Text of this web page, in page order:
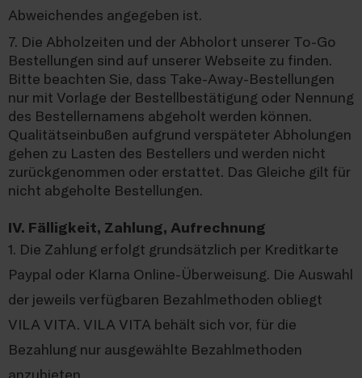
Abweichendes angegeben ist.
7. Die Abholzeiten und der Abholort unserer To-Go
Bestellungen sind auf unserer Webseite zu finden.
Bitte beachten Sie, dass Take-Away-Bestellungen
nur mit Vorlage der Bestellbestätigung oder Nennung
des Bestellernamens abgeholt werden können.
Qualitätseinbußen aufgrund verspäteter Abholungen
gehen zu Lasten des Bestellers und werden nicht
zurückgenommen oder erstattet. Das Gleiche gilt für
nicht abgeholte Bestellungen.
IV. Fälligkeit, Zahlung, Aufrechnung
1. Die Zahlung erfolgt grundsätzlich per Kreditkarte
Paypal oder Klarna Online-Überweisung. Die Auswahl
der jeweils verfügbaren Bezahlmethoden obliegt
VILA VITA. VILA VITA behält sich vor, für die
Bezahlung nur ausgewählte Bezahlmethoden